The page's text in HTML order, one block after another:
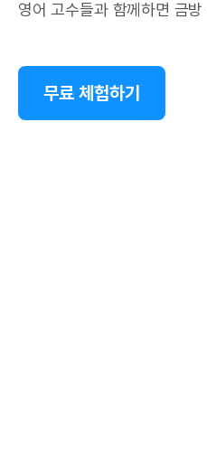
영어 고수들과 함께하면 금
무료 체험하기